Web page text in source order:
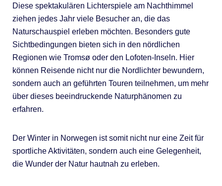
Diese spektakulären Lichterspiele am Nachthimmel
ziehen jedes Jahr viele Besucher an, die das
Naturschauspiel erleben möchten. Besonders gute
Sichtbedingungen bieten sich in den nördlichen
Regionen wie Tromsø oder den Lofoten-Inseln. Hier
können Reisende nicht nur die Nordlichter bewundern,
sondern auch an geführten Touren teilnehmen, um mehr
über dieses beeindruckende Naturphänomen zu
erfahren.
Der Winter in Norwegen ist somit nicht nur eine Zeit für
sportliche Aktivitäten, sondern auch eine Gelegenheit,
die Wunder der Natur hautnah zu erleben.